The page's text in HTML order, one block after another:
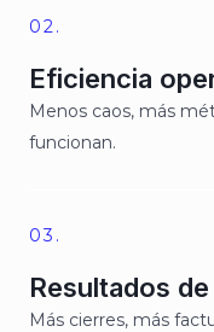
02.
Eficiencia
Menos caos, más
funcionan.
03.
Resultados
Más cierres, más